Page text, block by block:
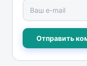
Отправить